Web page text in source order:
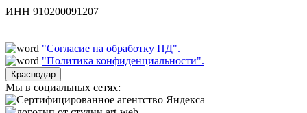
ИНН 910200091207
"Согласие на обработку ПД".
"Политика конфиденциальности".
Краснодар
Мы в социальных сетях: